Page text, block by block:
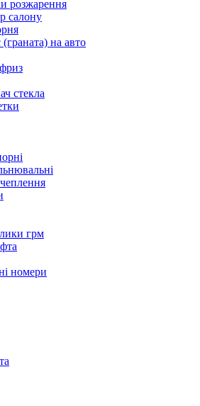
розжарення
салону
на авто
стекла
грм
номери